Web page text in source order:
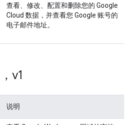
查看、修改、配置和删除您的 Google
Cloud 数据，并查看您 Google 账号的
电子邮件地址。
，v1
说明